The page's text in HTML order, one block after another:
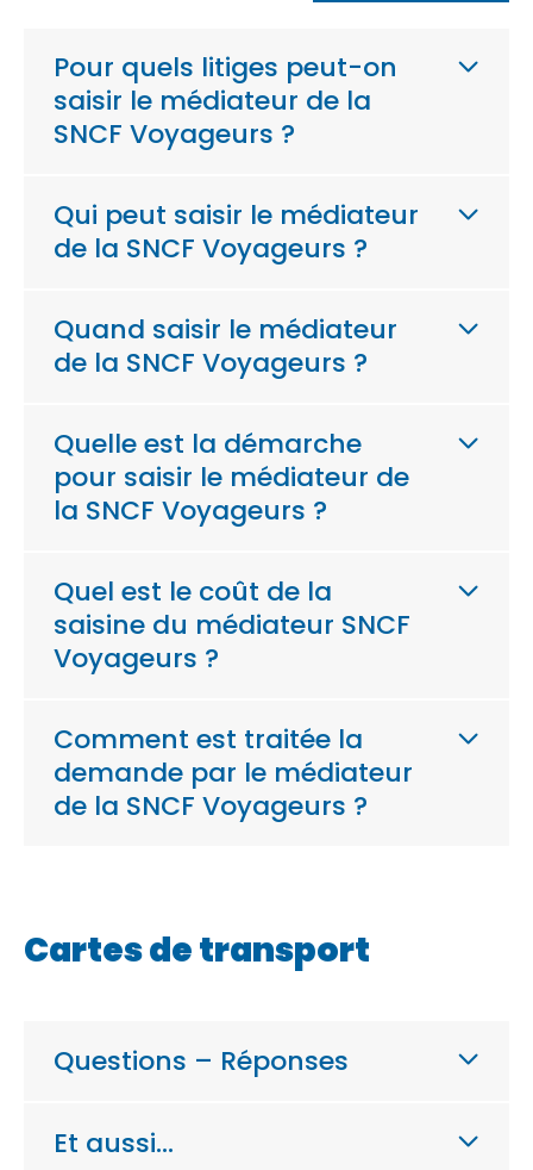
Pour quels litiges peut-on
saisir le médiateur de la
SNCF Voyageurs ?
Qui peut saisir le médiateur
de la SNCF Voyageurs ?
Quand saisir le médiateur
de la SNCF Voyageurs ?
Quelle est la démarche
pour saisir le médiateur de
la SNCF Voyageurs ?
Quel est le coût de la
saisine du médiateur SNCF
Voyageurs ?
Comment est traitée la
demande par le médiateur
de la SNCF Voyageurs ?
Cartes de transport
Questions – Réponses
Et aussi…